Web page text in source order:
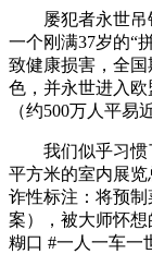
屡犯者永世吊
一个刚满37岁的“
致健康损害，全
色，并‌永世进入
（约500万人平易
我们似乎习惯了
平方米的室内展
诈性标注‌：将预
案），被大师怀
糊口 #一人一车一